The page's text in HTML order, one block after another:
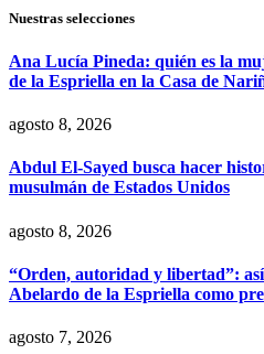
Nuestras selecciones
Ana Lucía Pineda: quién es la
de la Espriella en la Casa de
agosto 8, 2026
Abdul El-Sayed busca hacer
musulmán de Estados Unidos
agosto 8, 2026
“Orden, autoridad y libertad”:
Abelardo de la Espriella como
agosto 7, 2026